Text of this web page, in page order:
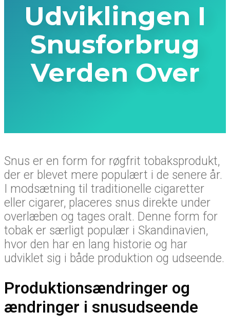
Udviklingen I
Snusforbrug
Verden Over
Snus er en form for røgfrit tobaksprodukt,
der er blevet mere populært i de senere år.
I modsætning til traditionelle cigaretter
eller cigarer, placeres snus direkte under
overlæben og tages oralt. Denne form for
tobak er særligt populær i Skandinavien,
hvor den har en lang historie og har
udviklet sig i både produktion og udseende.
Produktionsændringer og
ændringer i snusudseende